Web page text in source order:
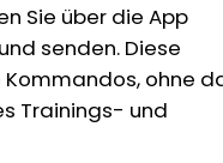
Sie über die App
senden. Diese
ohne
Trainings- und